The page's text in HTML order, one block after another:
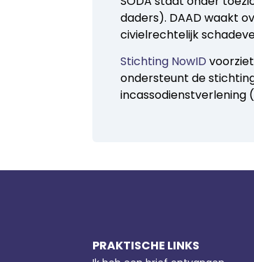
daders). DAAD waakt
civielrechtelijk
Stichting NowID
ondersteunt de
incassodienstverlening
PRAKTISCHE LINKS